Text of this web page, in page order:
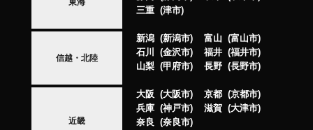
東海
三重
津市
信越・北陸
新潟 新潟市 富山
富山市
石川
金沢市 福井
福井市
山梨
甲府市 長野 長野市
近畿
大阪 大阪市 京都
京都市
兵庫
神戸市 滋賀
大津市
奈良
奈良市